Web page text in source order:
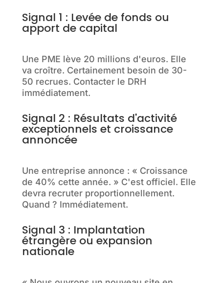
Signal 1 : Levée de fonds ou
apport de capital
Une PME lève 20 millions d'euros. Elle
va croître. Certainement besoin de 30-
50 recrues. Contacter le DRH
immédiatement.
Signal 2 : Résultats d'activité
exceptionnels et croissance
annoncée
Une entreprise annonce : « Croissance
de 40% cette année. » C'est officiel. Elle
devra recruter proportionnellement.
Quand ? Immédiatement.
Signal 3 : Implantation
étrangère ou expansion
nationale